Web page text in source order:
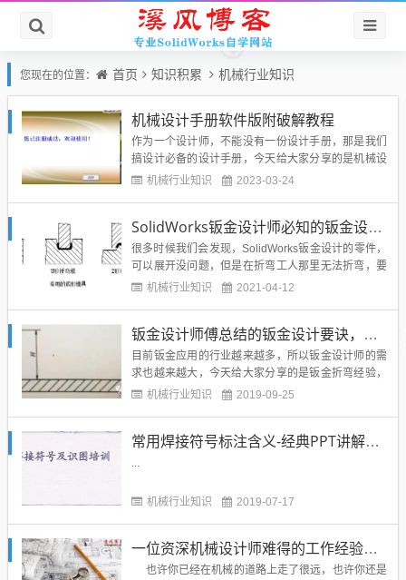
您现在的位置： 首页 知识积累 机械行业知识
机械设计手册软件版附破解教程
作为一个设计师，不能没有一份设计手册，那是我们
搞设计必备的设计手册，今天给大家分享的是机械设
计手册软件版，下载安装后就可以直接使用并且查
册，已破解，仅供学习参考使用，有能力的用户请购
买正版...
机械行业知识 2023-03-24
SolidWorks钣金设计师必知的钣金设计加工常识，知识储备很重要
很多时候我们会发现，SolidWorks钣金设计的零件，
可以展开没问题，但是在折弯工人那里无法折弯，要
么限位、要么卡刀等等问题，这就是我们的SolidWor
的设计，只能拼焊或者重新设计，所以每个SolidW...
机械行业知识 2021-04-12
钣金设计师傅总结的钣金设计要诀，折弯经验堪称武功秘籍
目前钣金应用的行业越来越多，所以钣金设计师的需
求也越来越大，今天给大家分享的是钣金折弯经验，
希望对于从事钣金的设计师有一定的借鉴意义。正
常用的折弯包括V型折弯、Z型折弯和反压折弯等1.1
机械行业知识 2019-09-25
常用焊接符号标注含义-经典PPT讲解收藏
...
机械行业知识 2019-07-17
一位资深机械设计师难得的工作经验与感悟
也许你已经在机械的道路上走了很远，也许你还是